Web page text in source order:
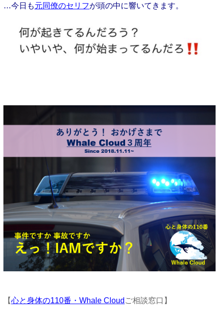
…今日も元同僚のセリフが頭の中に響いてきます。
【心と身体の110番・Whale Cloud ご相談窓口】